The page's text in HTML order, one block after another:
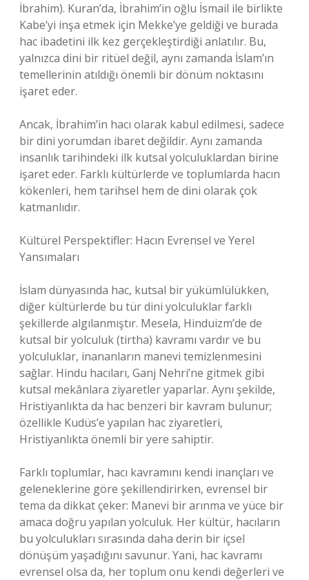
İbrahim). Kuran’da, İbrahim’in oğlu İsmail ile birlikte
Kabe’yi inşa etmek için Mekke’ye geldiği ve burada
hac ibadetini ilk kez gerçekleştirdiği anlatılır. Bu,
yalnızca dini bir ritüel değil, aynı zamanda İslam’ın
temellerinin atıldığı önemli bir dönüm noktasını
işaret eder.
Ancak, İbrahim’in hacı olarak kabul edilmesi, sadece
bir dini yorumdan ibaret değildir. Aynı zamanda
insanlık tarihindeki ilk kutsal yolculuklardan birine
işaret eder. Farklı kültürlerde ve toplumlarda hacın
kökenleri, hem tarihsel hem de dini olarak çok
katmanlıdır.
Kültürel Perspektifler: Hacın Evrensel ve Yerel
Yansımaları
İslam dünyasında hac, kutsal bir yükümlülükken,
diğer kültürlerde bu tür dini yolculuklar farklı
şekillerde algılanmıştır. Mesela, Hinduizm’de de
kutsal bir yolculuk (tirtha) kavramı vardır ve bu
yolculuklar, inananların manevi temizlenmesini
sağlar. Hindu hacıları, Ganj Nehri’ne gitmek gibi
kutsal mekânlara ziyaretler yaparlar. Aynı şekilde,
Hristiyanlıkta da hac benzeri bir kavram bulunur;
özellikle Kudüs’e yapılan hac ziyaretleri,
Hristiyanlıkta önemli bir yere sahiptir.
Farklı toplumlar, hacı kavramını kendi inançları ve
geleneklerine göre şekillendirirken, evrensel bir
tema da dikkat çeker: Manevi bir arınma ve yüce bir
amaca doğru yapılan yolculuk. Her kültür, hacıların
bu yolculukları sırasında daha derin bir içsel
dönüşüm yaşadığını savunur. Yani, hac kavramı
evrensel olsa da, her toplum onu kendi değerleri ve